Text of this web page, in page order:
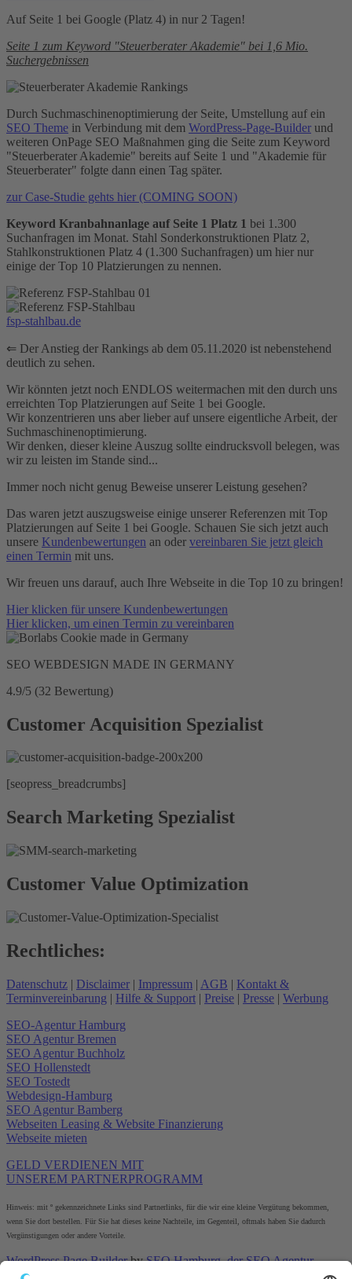
Auf Seite 1 bei Google (Platz 4) in nur 2 Tagen!
Seite 1 zum Keyword "Steuerberater Akademie" bei 1,6 Mio.
Suchergebnissen
Durch Suchmaschinenoptimierung der Seite, Umstellung auf ein
SEO Theme in Verbindung mit dem WordPress-Page-Builder und
weiteren OnPage SEO Maßnahmen ging die Seite zum Keyword
"Steuerberater Akademie" bereits auf Seite 1 und "Akademie für
Steuerberater" folgte dann einen Tag später.
zur Case-Studie gehts hier (COMING SOON)
Keyword Kranbahnanlage auf Seite 1 Platz 1 bei 1.300
Suchanfragen im Monat. Stahl Sonderkonstruktionen Platz 2,
Stahlkonstruktionen Platz 4 (1.300 Suchanfragen) um hier nur
einige der Top 10 Platzierungen zu nennen.
fsp-stahlbau.de
⇐ Der Anstieg der Rankings ab dem 05.11.2020 ist nebenstehend
deutlich zu sehen.
Wir könnten jetzt noch ENDLOS weitermachen mit den durch uns
erreichten Top Platzierungen auf Seite 1 bei Google.
Wir konzentrieren uns aber lieber auf unsere eigentliche Arbeit, der
Suchmaschinenoptimierung.
Wir denken, dieser kleine Auszug sollte eindrucksvoll belegen, was
wir zu leisten im Stande sind...
Immer noch nicht genug Beweise unserer Leistung gesehen?
Das waren jetzt auszugsweise einige unserer Referenzen mit Top
Platzierungen auf Seite 1 bei Google. Schauen Sie sich jetzt auch
unsere Kundenbewertungen an oder vereinbaren Sie jetzt gleich
einen Termin mit uns.
Wir freuen uns darauf, auch Ihre Webseite in die Top 10 zu bringen!
Hier klicken für unsere Kundenbewertungen
Hier klicken, um einen Termin zu vereinbaren
SEO WEBDESIGN MADE IN GERMANY
4.9/5 (32 Bewertung)
Customer Acquisition Spezialist
[seopress_breadcrumbs]
Search Marketing Spezialist
Customer Value Optimization
Rechtliches:
Datenschutz | Disclaimer | Impressum | AGB | Kontakt &
Terminvereinbarung | Hilfe & Support | Preise | Presse | Werbung
SEO-Agentur Hamburg
SEO Agentur Bremen
SEO Agentur Buchholz
SEO Hollenstedt
SEO Tostedt
Webdesign-Hamburg
SEO Agentur Bamberg
Webseiten Leasing & Website Finanzierung
Webseite mieten
GELD VERDIENEN MIT
UNSEREM PARTNERPROGRAMM
Hinweis: mit º gekennzeichnete Links sind Partnerlinks, für die wir eine kleine Vergütung bekommen,
wenn Sie dort bestellen. Für Sie hat dieses keine Nachteile, im Gegenteil, oftmals haben Sie dadurch
Vergünstigungen oder andere Vorteile.
WordPress Page BuilderbySEO Hamburg, derSEO Agentur
Hamburg